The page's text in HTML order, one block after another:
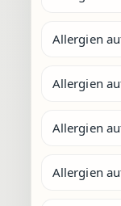
Allergien
Allergien
Allergien
Allergien